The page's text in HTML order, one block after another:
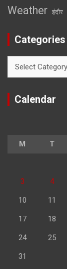
Weather इंदौर
Categories
Calendar
M T
3 4
10 11
17 18
24 25
31